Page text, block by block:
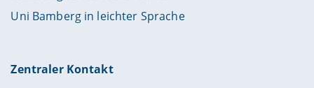
Uni Bamberg in leichter Sprache
Zentraler Kontakt